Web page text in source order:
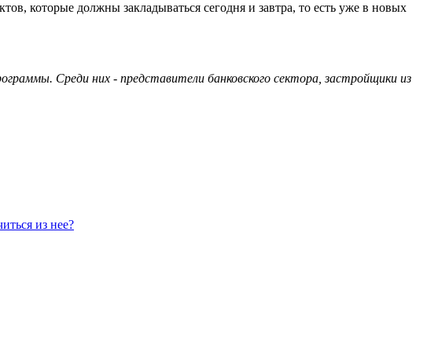
которые должны закладываться сегодня и завтра, то есть уже в новых
Среди них - представители банковского сектора, застройщики из
из нее?